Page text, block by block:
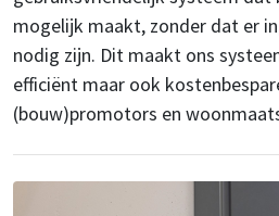
mogelijk maakt, zonder dat er
nodig zijn. Dit maakt ons
efficiënt maar ook
(bouw)promotors en